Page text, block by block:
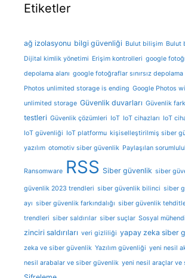
Etiketler
ağ izolasyonu bilgi güvenliği Bulut bilişim Bulut
Dijital kimlik yönetimi Erişim kontrolleri google
depolama alanı google fotoğraflar sınırsız
Photos unlimited storage is ending Google Photos
unlimited storage Güvenlik duvarları Güvenlik
testleri Güvenlik çözümleri IoT IoT cihazları IoT
IoT güvenliği IoT platformu kişiselleştirilmiş siber
yazılım otomotiv siber güvenlik Paylaşılan
Ransomware RSS Siber güvenlik siber
güvenlik 2023 trendleri siber güvenlik bilinci siber
ayı siber güvenlik farkındalığı siber güvenlik
trendleri siber saldırılar siber suçlar Sosyal
zinciri saldırıları veri gizliliği yapay zeka siber
zeka ve siber güvenlik Yazılım güvenliği yeni nesil
nesil arabalar ve siber güvenlik yeni nesil araçlar ve